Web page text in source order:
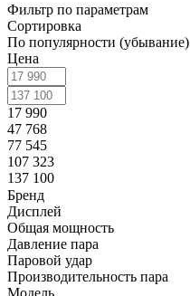
Фильтр по параметрам
Сортировка
По популярности (убывание)
Цена
17 990
47 768
77 545
107 323
137 100
Бренд
Дисплей
Общая мощность
Давление пара
Паровой удар
Производительность пара
Модель